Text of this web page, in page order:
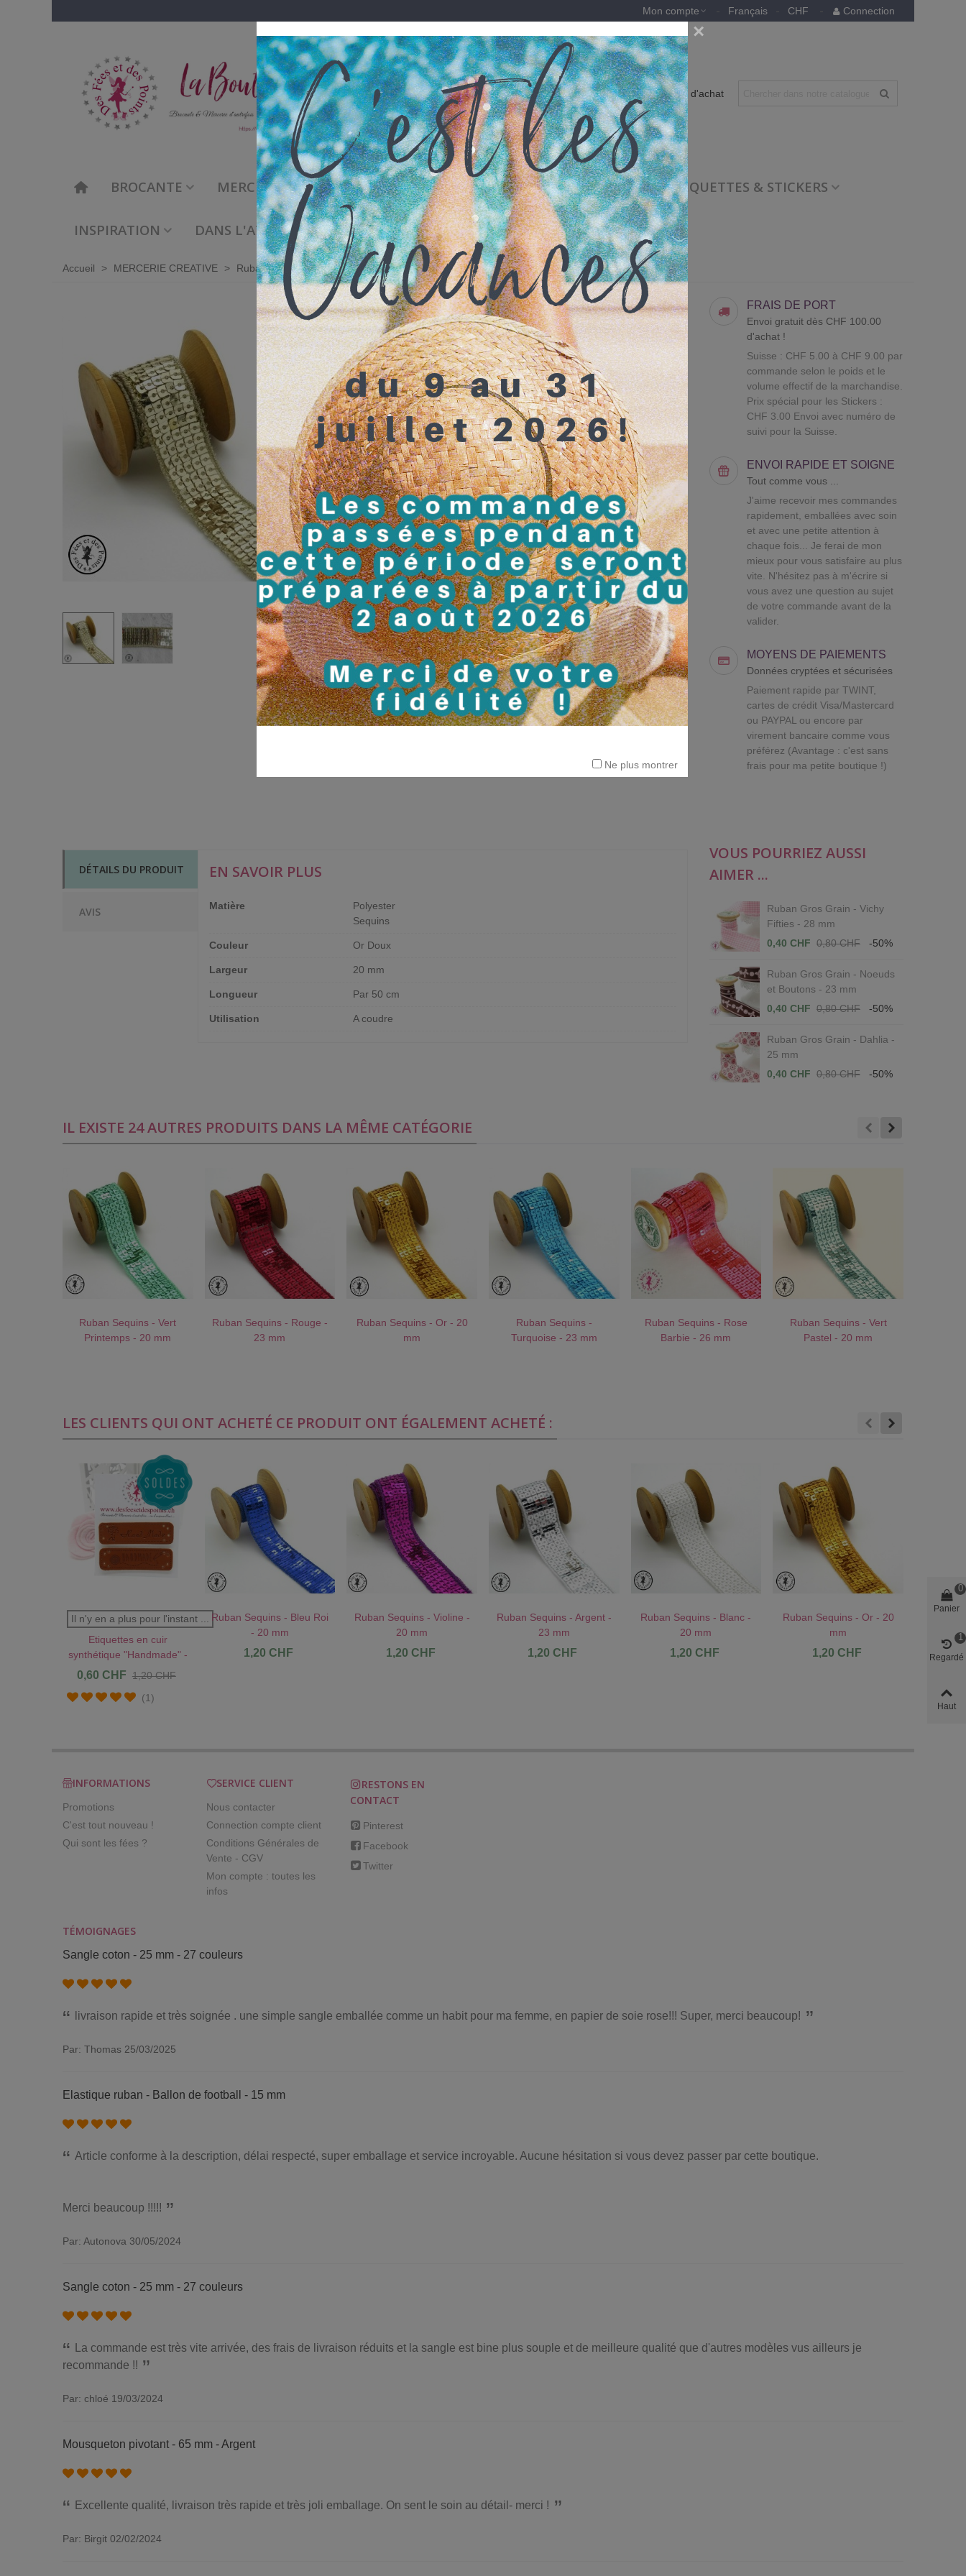
Mon compte Français CHF Connection
0
Panier d'achat
BROCANTE MERCERIE CREATIVE - 50 % PROMO ! TISSUS & ENTOILAGES ETIQUETTES & STICKERS
INSPIRATION DANS L'ATELIER DES FEES
Accueil > MERCERIE CREATIVE > Rubanerie > Rubans brillants et sequins > Ruban Sequins - Or Doux - 20 mm
RUBAN SEQUINS - OR DOUX - 20 MM
Ruban de 5 rangs de sequins or doux brillants cousus sur du tulle.
Le ruban idéal pour agrémenter vos sacs, customiser vos vêtements,
créer des bandeaux pour les cheveux, embellir une pochette ...
Vente par multiple de 50 cm.
(1 unité = 50 cm /2 unités = 1 mètre etc)
1,20 CHF .
- +
AU PANIER !
QR Code
Référence: SB-Acce-19.564
0
AJOUTER POUR COMPARER 0
AJOUTER À LA LISTE DE SOUHAITS
FRAIS DE PORT
Envoi gratuit dès CHF 100.00
d'achat !
Suisse : CHF 5.00 à CHF 9.00 par
commande selon le poids et le
volume effectif de la marchandise.
Prix spécial pour les Stickers :
CHF 3.00 Envoi avec numéro de
suivi pour la Suisse.
ENVOI RAPIDE ET SOIGNE
Tout comme vous ...
J'aime recevoir mes commandes
rapidement, emballées avec soin
et avec une petite attention à
chaque fois... Je ferai de mon
mieux pour vous satisfaire au plus
vite. N'hésitez pas à m'écrire si
vous avez une question au sujet
de votre commande avant de la
valider.
MOYENS DE PAIEMENTS
Données cryptées et sécurisées
Paiement rapide par TWINT,
cartes de crédit Visa/Mastercard
ou PAYPAL ou encore par
virement bancaire comme vous
préférez (Avantage : c'est sans
frais pour ma petite boutique !)
DÉTAILS DU PRODUIT
AVIS
EN SAVOIR PLUS
Matière
Polyester
Sequins
Couleur Or Doux
Largeur 20 mm
Longueur Par 50 cm
Utilisation A coudre
VOUS POURRIEZ AUSSI
AIMER ...
Ruban Gros Grain - Vichy
Fifties - 28 mm
0,40 CHF 0,80 CHF -50%
Ruban Gros Grain - Noeuds
et Boutons - 23 mm
0,40 CHF 0,80 CHF -50%
Ruban Gros Grain - Dahlia -
25 mm
0,40 CHF 0,80 CHF -50%
IL EXISTE 24 AUTRES PRODUITS DANS LA MÊME CATÉGORIE
AU PANIER ! J'AIME !
Ruban Sequins - Vert
Printemps - 20 mm
AU PANIER ! J'AIME !
Ruban Sequins - Rouge -
23 mm
AU PANIER ! J'AIME !
Ruban Sequins - Or - 20
mm
AU PANIER ! J'AIME !
Ruban Sequins -
Turquoise - 23 mm
AU PANIER ! J'AIME !
Ruban Sequins - Rose
Barbie - 26 mm
AU PANIER ! J'AIME !
Ruban Sequins - Vert
Pastel - 20 mm
LES CLIENTS QUI ONT ACHETÉ CE PRODUIT ONT ÉGALEMENT ACHETÉ :
J'AIME !
Il n'y en a plus pour l'instant ...
Etiquettes en cuir
synthétique "Handmade" -
Fille & Bouton
0,60 CHF 1,20 CHF
(1)
AU PANIER ! J'AIME !
Ruban Sequins - Bleu Roi
- 20 mm
1,20 CHF
AU PANIER ! J'AIME !
Ruban Sequins - Violine -
20 mm
1,20 CHF
AU PANIER ! J'AIME !
Ruban Sequins - Argent -
23 mm
1,20 CHF
AU PANIER ! J'AIME !
Ruban Sequins - Blanc -
20 mm
1,20 CHF
AU PANIER ! J'AIME !
Ruban Sequins - Or - 20
mm
1,20 CHF
INFORMATIONS
Promotions
C'est tout nouveau !
Qui sont les fées ?
SERVICE CLIENT
Nous contacter
Connection compte client
Conditions Générales de
Vente - CGV
Mon compte : toutes les
infos
RESTONS EN
CONTACT
Pinterest
Facebook
Twitter
TÉMOIGNAGES
Sangle coton - 25 mm - 27 couleurs
livraison rapide et très soignée . une simple sangle emballée comme un habit pour ma femme, en papier de soie rose!!! Super, merci beaucoup!
Par: Thomas 25/03/2025
Elastique ruban - Ballon de football - 15 mm
Article conforme à la description, délai respecté, super emballage et service incroyable. Aucune hésitation si vous devez passer par cette boutique.
Merci beaucoup !!!!!
Par: Autonova 30/05/2024
Sangle coton - 25 mm - 27 couleurs
La commande est très vite arrivée, des frais de livraison réduits et la sangle est bine plus souple et de meilleure qualité que d'autres modèles vus ailleurs je
recommande !!
Par: chloé 19/03/2024
Mousqueton pivotant - 65 mm - Argent
Excellente qualité, livraison très rapide et très joli emballage. On sent le soin au détail- merci !
Par: Birgit 02/02/2024
×
Ne plus montrer
Panier
0
Regardé
1
Haut